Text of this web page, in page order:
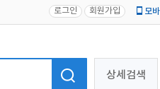
로그인 회원가입 모
상세검색